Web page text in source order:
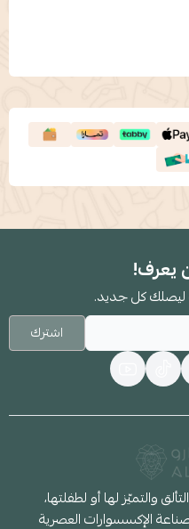
يعرف!
ليصلك كل جديد.
اشترك
والتميّز لها أو لطفلتها،
خبرتنا منذ 1998م لصناعة الإكسسوارات العصرية